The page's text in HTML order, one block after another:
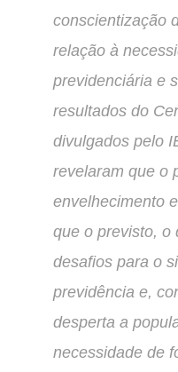
conscientização
relação à
previdenciária e
resultados do
divulgados pelo
revelaram que o
envelhecimento
que o previsto, o
desafios para o
previdência e,
desperta a
necessidade de